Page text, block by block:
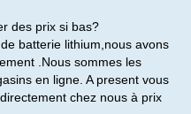
des prix si bas?
batterie lithium,nous avons
.Nous sommes les
en ligne. A present vous
chez nous à prix